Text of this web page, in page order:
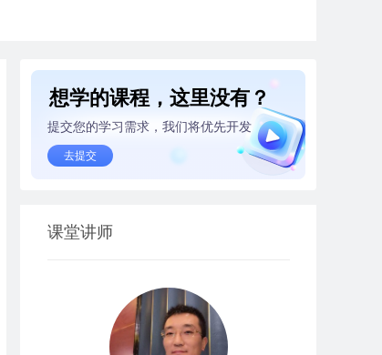
想学的课程，这里没有？
提交您的学习需求，我们将优先开发
去提交
课堂讲师